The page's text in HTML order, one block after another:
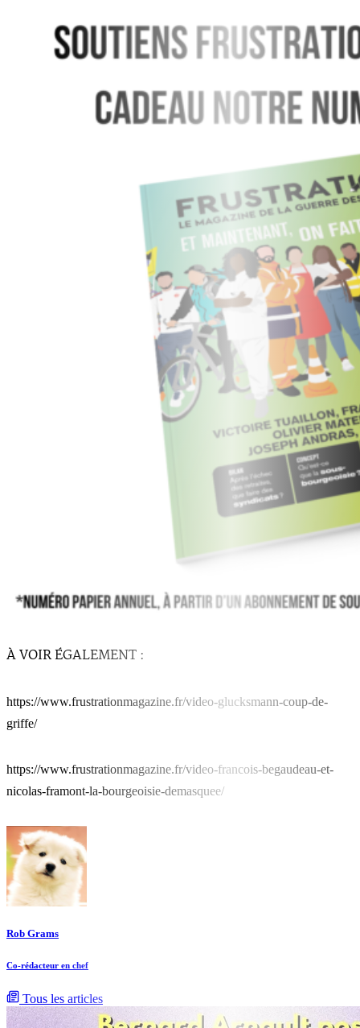
À VOIR ÉGALEMENT :
https://www.frustrationmagazine.fr/video-glucksmann-coup-de-
griffe/
https://www.frustrationmagazine.fr/video-francois-begaudeau-et-
nicolas-framont-la-bourgeoisie-demasquee/
Rob Grams
Co-rédacteur en chef
Tous les articles